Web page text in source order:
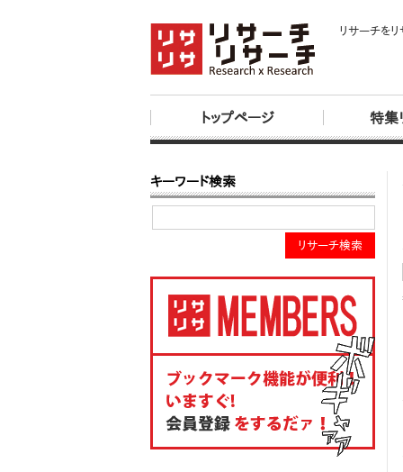
リサーチを
トップページ 特集
キーワード検索
リサーチ検索